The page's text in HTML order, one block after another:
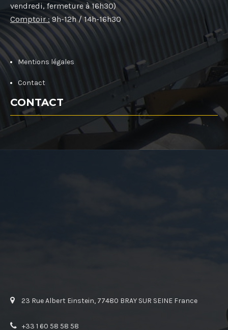
vendredi, fermeture à 16h30)
Comptoir : 9h-12h / 14h-16h30
Mentions légales
Contact
CONTACT
23 Rue Albert Einstein, 77480 BRAY SUR SEINE France
+33 1 60 58 58 58